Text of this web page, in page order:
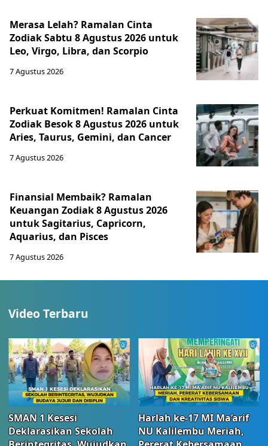
Merasa Lelah? Ramalan Cinta
Zodiak Sabtu 8 Agustus 2026 untuk
Leo, Virgo, Libra, dan Scorpio
7 Agustus 2026
Perkuat Komitmen! Ramalan Cinta
Zodiak Besok 8 Agustus 2026 untuk
Aries, Taurus, Gemini, dan Cancer
7 Agustus 2026
Finansial Membaik? Ramalan
Keuangan Zodiak 8 Agustus 2026
untuk Sagitarius, Capricorn,
Aquarius, dan Pisces
7 Agustus 2026
Video Terbaru
SMAN 1 Kesesi
Deklarasikan Sekolah
Harlah ke-17 MI Ma’arif
NU Kalilembu Meriah,